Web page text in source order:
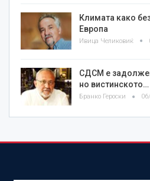
Климата како
Европа
Ивица Челиковиќ
СДСМ е
но вистинското…
Бранко Героски